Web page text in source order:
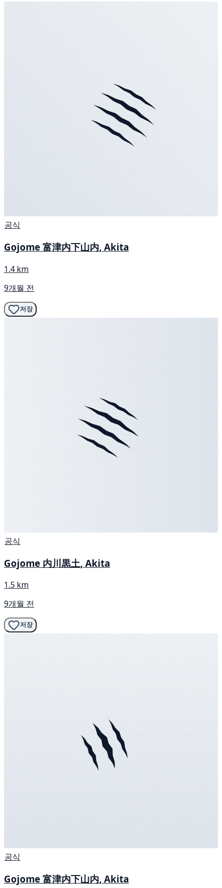
공식
Gojome 富津内下山内, Akita
1.4 km
9개월 전
저장
공식
Gojome 内川黒土, Akita
1.5 km
9개월 전
저장
공식
Gojome 富津内下山内, Akita